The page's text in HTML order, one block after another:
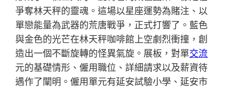
爭奪林天秤的靈魂。這場以星座運勢為賭注、以
單戀能量為武器的荒唐戰爭，正式打響了。藍色
與金色的光芒在林天秤咖啡館上空劇烈衝撞，創
造出一個不斷旋轉的怪異氣旋。展板，對單交流
元的基礎情形、僱用職位、詳細請求以及薪資待
遇作了闡明。僱用單元有延安試驗小學、延安市